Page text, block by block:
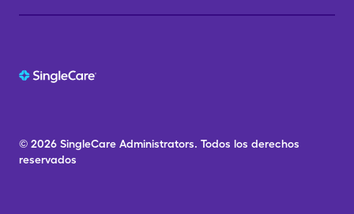
© 2026 SingleCare Administrators. Todos los derechos
reservados